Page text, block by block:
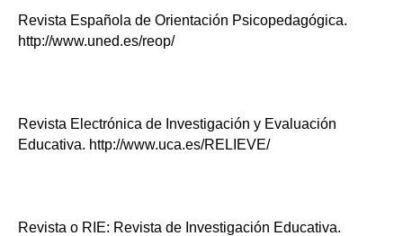
Revista Española de Orientación Psicopedagógica.
http://www.uned.es/reop/
Revista Electrónica de Investigación y Evaluación
Educativa. http://www.uca.es/RELIEVE/
Revista o RIE: Revista de Investigación Educativa.